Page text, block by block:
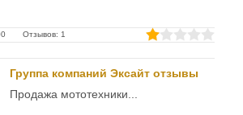
Отзывов: 1
Группа компаний Эксайт отзывы
Продажа мототехники...